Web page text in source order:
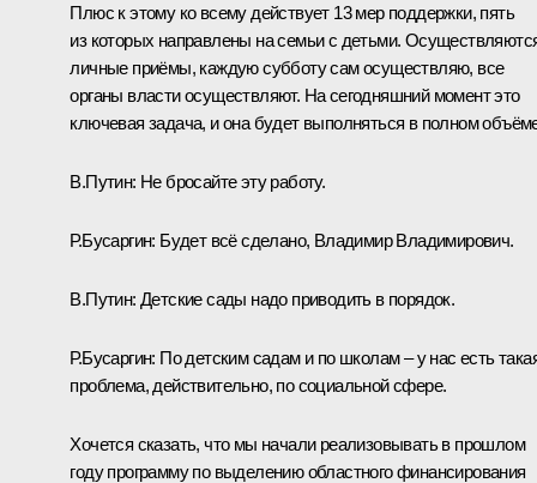
Плюс к этому ко всему действует 13 мер поддержки, пять
из которых направлены на семьи с детьми.
личные приёмы, каждую субботу сам осуществляю, все
органы власти осуществляют. На сегодняшний момент это
ключевая задача, и она будет выполняться в полном
В.Путин: Не бросайте эту работу.
Р.Бусаргин: Будет всё сделано, Владимир Владимирович.
В.Путин: Детские сады надо приводить в порядок.
Р.Бусаргин: По детским садам и по школам – у нас есть
проблема, действительно, по социальной сфере.
Хочется сказать, что мы начали реализовывать в прошлом
году программу по выделению областного финансирования